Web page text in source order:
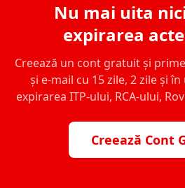
Nu mai uita
expirarea
Creează un cont gratuit și
și e-mail cu 15 zile, 2 zile și
expirarea ITP-ului, RCA-ului,
Creează Cont